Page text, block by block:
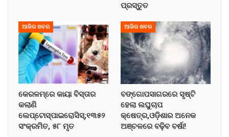
ପ୍ରସ୍ତୁତ
ଆଜିର ଖବର
କେରଳମ୍‌ରେ କାୟା ବିସ୍ତାର
କଲାଣି
ଲେପ୍ଟୋସ୍ପାଇରୋସିସ୍;୧୩୫୨
ସଂକ୍ରମିତ, ୫୮ ମୃତ
ଆଜିର ଖବର
ବଙ୍ଗୋପସାଗରରେ ସୃଷ୍ଟି
ହେଲା ଲଘୁଚାପ
କ୍ଷେତ୍ର,ଓଡ଼ିଶାର ଅନେକ
ଅଞ୍ଚଳରେ ବଢ଼ିବ ବର୍ଷା!